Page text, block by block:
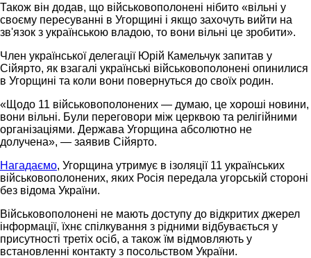
Також він додав, що військовополонені нібито «вільні у
своєму пересуванні в Угорщині і якщо захочуть вийти на
зв'язок з українською владою, то вони вільні це зробити».
Член української делегації Юрій Камельчук запитав у
Сійярто, як взагалі українські військовополонені опинилися
в Угорщині та коли вони повернуться до своїх родин.
«Щодо 11 військовополонених — думаю, це хороші новини,
вони вільні. Були переговори між церквою та релігійними
організаціями. Держава Угорщина абсолютно не
долучена», — заявив Сійярто.
Нагадаємо, Угорщина утримує в ізоляції 11 українських
військовополонених, яких Росія передала угорській стороні
без відома України.
Військовополонені не мають доступу до відкритих джерел
інформації, їхнє спілкування з рідними відбувається у
присутності третіх осіб, а також їм відмовляють у
встановленні контакту з посольством України.